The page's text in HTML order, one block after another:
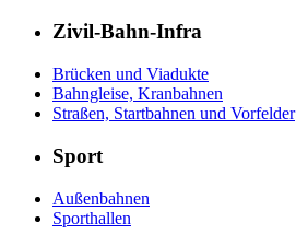
Zivil-Bahn-Infra
Brücken und Viadukte
Bahngleise, Kranbahnen
Straßen, Startbahnen und Vorfelder
Sport
Außenbahnen
Sporthallen